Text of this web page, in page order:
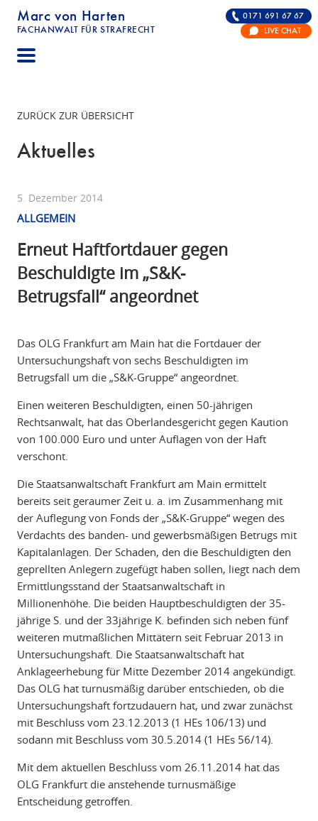
Marc von Harten
FACHANWALT FÜR STRAFRECHT
STRAFRECHT | RECHTSANWALT FÜR DIE
0171 691 67 67
LIVE CHAT
ZURÜCK ZUR ÜBERSICHT
Aktuelles
5. Dezember 2014
ALLGEMEIN
Erneut Haftfortdauer gegen
Beschuldigte im „S&K-
Betrugsfall“ angeordnet
Das OLG Frankfurt am Main hat die Fortdauer der
Untersuchungshaft von sechs Beschuldigten im
Betrugsfall um die „S&K-Gruppe“ angeordnet.
Einen weiteren Beschuldigten, einen 50-jährigen
Rechtsanwalt, hat das Oberlandesgericht gegen Kaution
von 100.000 Euro und unter Auflagen von der Haft
verschont.
Die Staatsanwaltschaft Frankfurt am Main ermittelt
bereits seit geraumer Zeit u. a. im Zusammenhang mit
der Auflegung von Fonds der „S&K-Gruppe“ wegen des
Verdachts des banden- und gewerbsmäßigen Betrugs mit
Kapitalanlagen. Der Schaden, den die Beschuldigten den
geprellten Anlegern zugefügt haben sollen, liegt nach dem
Ermittlungsstand der Staatsanwaltschaft in
Millionenhöhe. Die beiden Hauptbeschuldigten der 35-
jährige S. und der 33jährige K. befinden sich neben fünf
weiteren mutmaßlichen Mittätern seit Februar 2013 in
Untersuchungshaft. Die Staatsanwaltschaft hat
Anklageerhebung für Mitte Dezember 2014 angekündigt.
Das OLG hat turnusmäßig darüber entschieden, ob die
Untersuchungshaft fortzudauern hat, und zwar zunächst
mit Beschluss vom 23.12.2013 (1 HEs 106/13) und
sodann mit Beschluss vom 30.5.2014 (1 HEs 56/14).
Mit dem aktuellen Beschluss vom 26.11.2014 hat das
OLG Frankfurt die anstehende turnusmäßige
Entscheidung getroffen.